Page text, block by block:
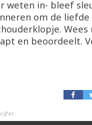
weten in- bleef
om de liefde
en beoordeelt.